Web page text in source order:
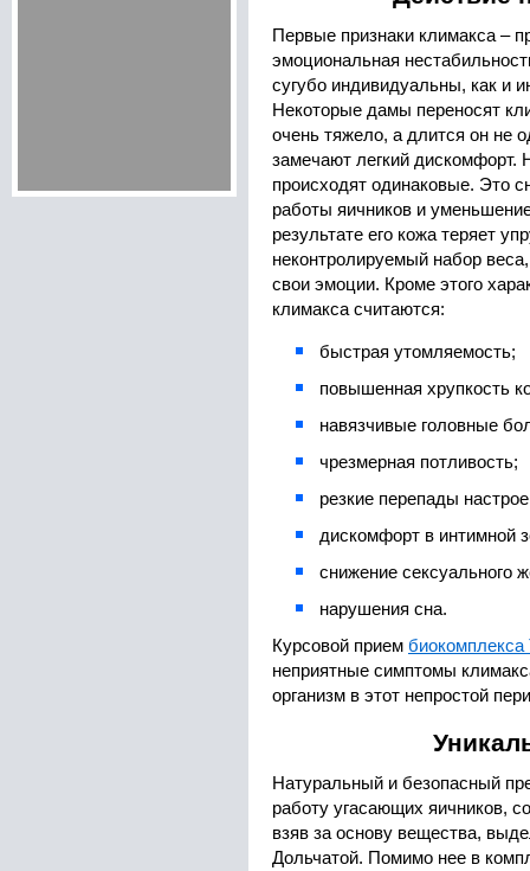
Первые признаки климакса –
эмоциональная
сугубо индивидуальны, как и
Некоторые дамы переносят
очень тяжело, а длится он не
замечают легкий дискомфорт.
происходят одинаковые. Это
работы яичников и
результате его кожа теряет
неконтролируемый набор
свои эмоции. Кроме этого
климакса считаются:
быстрая утомляемость;
повышенная хрупкость
навязчивые головные
чрезмерная потливость;
резкие перепады
дискомфорт в интимной
снижение сексуального
нарушения сна.
Курсовой прием
неприятные симптомы
организм в этот непростой
Натуральный и безопасный
работу угасающих яичников,
взяв за основу вещества,
Дольчатой. Помимо нее в